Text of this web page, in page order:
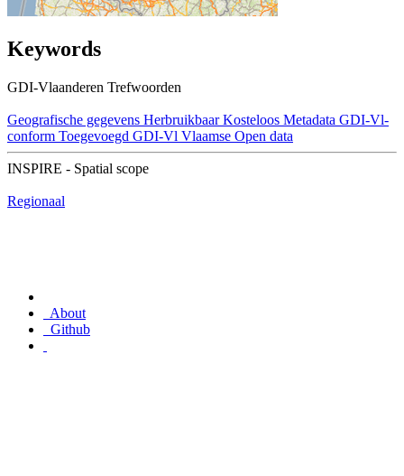
Keywords
GDI-Vlaanderen Trefwoorden
Geografische gegevens Herbruikbaar Kosteloos Metadata GDI-Vl-
conform Toegevoegd GDI-Vl Vlaamse Open data
INSPIRE - Spatial scope
Regionaal
About
Github